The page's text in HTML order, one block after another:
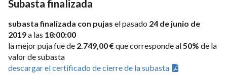
Subasta finalizada
subasta finalizada con pujas el pasado 24 de junio de
2019a las 18:00:00
la mejor puja fue de 2.749,00 €que corresponde al50% de la
valor de subasta
descargar el certificado de cierre de la subasta